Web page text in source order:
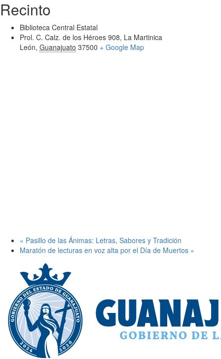
Recinto
Biblioteca Central Estatal
Prol. C. Calz. de los Héroes 908, La Martinica
León, Guanajuato 37500 + Google Map
« Pasillo de las Ánimas: Letras, Sabores y Tradición
Maratón de lecturas en voz alta por el Día de Muertos »